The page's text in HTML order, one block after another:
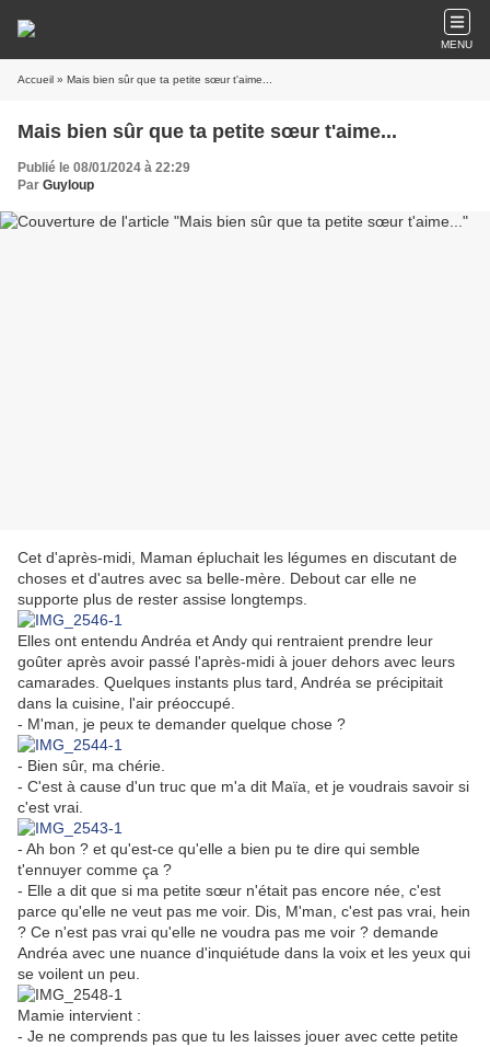
MENU
Accueil » Mais bien sûr que ta petite sœur t'aime...
Mais bien sûr que ta petite sœur t'aime...
Publié le 08/01/2024 à 22:29
Par Guyloup
Cet d'après-midi, Maman épluchait les légumes en discutant de
choses et d'autres avec sa belle-mère. Debout car elle ne
supporte plus de rester assise longtemps.
Elles ont entendu Andréa et Andy qui rentraient prendre leur
goûter après avoir passé l'après-midi à jouer dehors avec leurs
camarades. Quelques instants plus tard, Andréa se précipitait
dans la cuisine, l'air préoccupé.
- M'man, je peux te demander quelque chose ?
- Bien sûr, ma chérie.
- C'est à cause d'un truc que m'a dit Maïa, et je voudrais savoir si
c'est vrai.
- Ah bon ? et qu'est-ce qu'elle a bien pu te dire qui semble
t'ennuyer comme ça ?
- Elle a dit que si ma petite sœur n'était pas encore née, c'est
parce qu'elle ne veut pas me voir. Dis, M'man, c'est pas vrai, hein
? Ce n'est pas vrai qu'elle ne voudra pas me voir ? demande
Andréa avec une nuance d'inquiétude dans la voix et les yeux qui
se voilent un peu.
Mamie intervient :
- Je ne comprends pas que tu les laisses jouer avec cette petite